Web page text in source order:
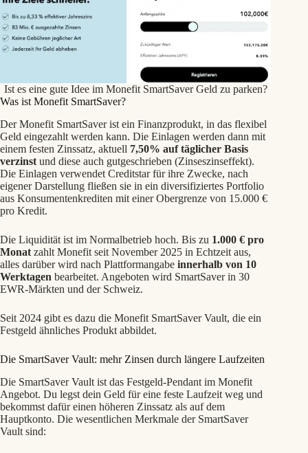
Ist es eine gute Idee im Monefit SmartSaver Geld zu parken?
Was ist Monefit SmartSaver?
Der Monefit SmartSaver ist ein Finanzprodukt, in das flexibel
Geld eingezahlt werden kann. Die Einlagen werden dann mit
einem festen Zinssatz, aktuell 7,50% auf täglicher Basis
verzinst und diese auch gutgeschrieben (Zinseszinseffekt).
Die Einlagen verwendet Creditstar für ihre Zwecke, nach
eigener Darstellung fließen sie in ein diversifiziertes Portfolio
aus Konsumentenkrediten mit einer Obergrenze von 15.000 €
pro Kredit.
Die Liquidität ist im Normalbetrieb hoch. Bis zu 1.000 € pro
Monat zahlt Monefit seit November 2025 in Echtzeit aus,
alles darüber wird nach Plattformangabe innerhalb von 10
Werktagen bearbeitet. Angeboten wird SmartSaver in 30
EWR-Märkten und der Schweiz.
Seit 2024 gibt es dazu die Monefit SmartSaver Vault, die ein
Festgeld ähnliches Produkt abbildet.
Die SmartSaver Vault: mehr Zinsen durch längere Laufzeiten
Die SmartSaver Vault ist das Festgeld-Pendant im Monefit
Angebot. Du legst dein Geld für eine feste Laufzeit weg und
bekommst dafür einen höheren Zinssatz als auf dem
Hauptkonto. Die wesentlichen Merkmale der SmartSaver
Vault sind: